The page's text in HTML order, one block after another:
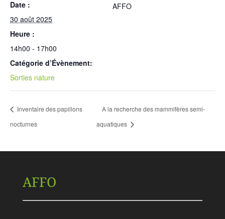
Date :
30 août 2025
Heure :
14h00 - 17h00
Catégorie d’Évènement:
Sorties nature
AFFO
Inventaire des papillons
nocturnes
A la recherche des mammifères semi-
aquatiques
AFFO